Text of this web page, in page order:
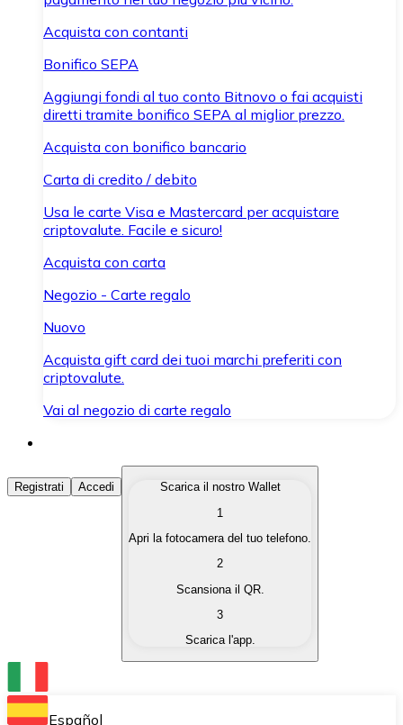
Acquista con contanti
Bonifico SEPA
Aggiungi fondi al tuo conto Bitnovo o fai acquisti
diretti tramite bonifico SEPA al miglior prezzo.
Acquista con bonifico bancario
Carta di credito / debito
Usa le carte Visa e Mastercard per acquistare
criptovalute. Facile e sicuro!
Acquista con carta
Negozio - Carte regalo
Nuovo
Acquista gift card dei tuoi marchi preferiti con
criptovalute.
Vai al negozio di carte regalo
Acquista Criptovalute
Acquista le criptovalute che ti interessano in modo
Converti le tue criptovalute in valuta fiat quando ne
Scambia una criptovaluta con un'altra
Conserva le tue cripto in un Wallet self-custodial.
Registrati Accedi
Scarica il nostro Wallet
1
Apri la fotocamera del tuo telefono.
2
Scansiona il QR.
3
Scarica l'app.
Español